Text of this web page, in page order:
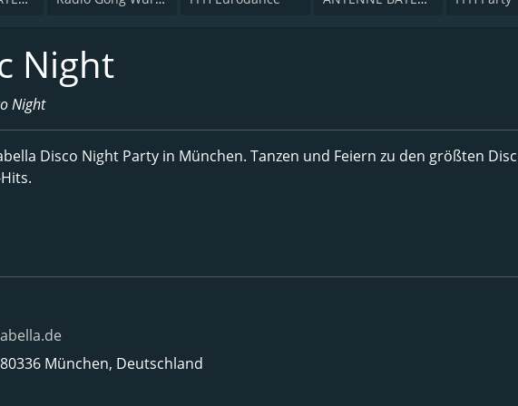
Night
Night
Disco Night Party in München. Tanzen und Feiern zu den größten
München, Deutschland